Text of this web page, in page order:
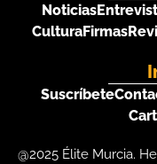
Noticias
CulturaFirmas
Suscríbete
@2025 Élite Murcia.